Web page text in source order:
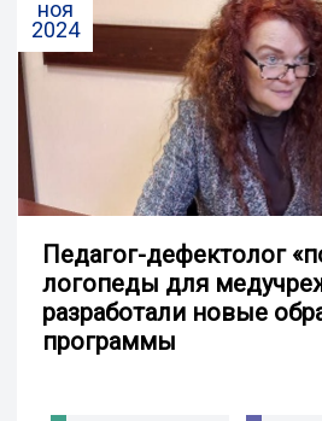
ноя
2024
Педагог-дефектолог
логопеды для
разработали новые
программы